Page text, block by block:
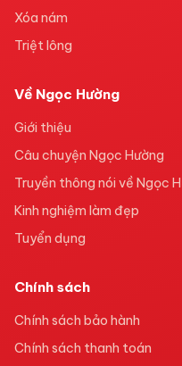
Xóa nám
Triệt lông
Về Ngọc Hường
Giới thiệu
Câu chuyện Ngọc Hường
Truyền thông nói về Ngọc
Kinh nghiệm làm đẹp
Tuyển dụng
Chính sách
Chính sách bảo hành
Chính sách thanh toán